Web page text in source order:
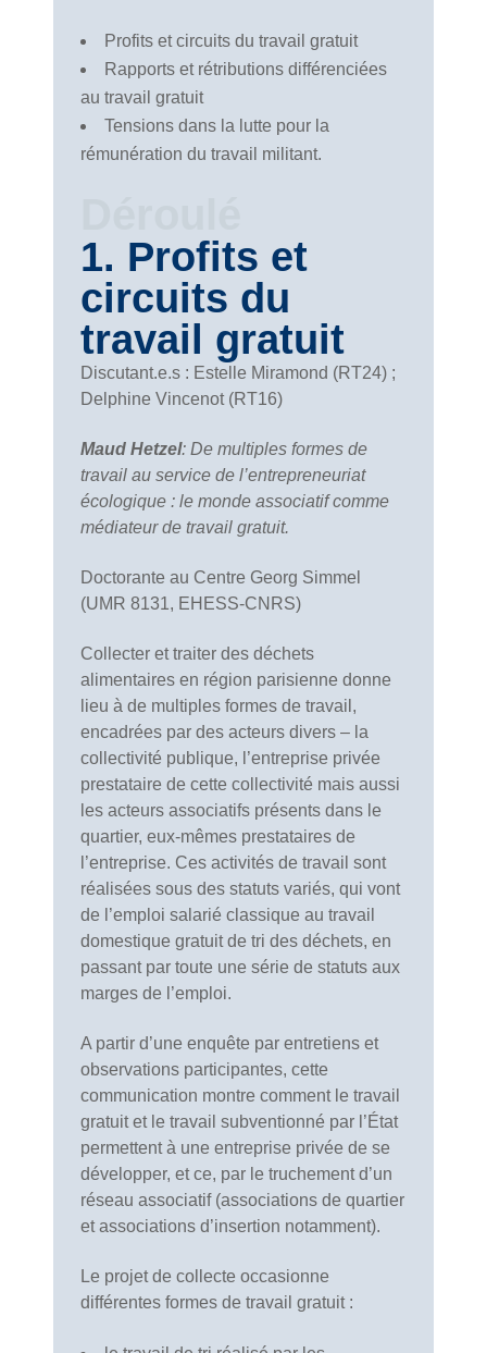
Profits et circuits du travail gratuit
Rapports et rétributions différenciées
au travail gratuit
Tensions dans la lutte pour la
rémunération du travail militant.
1. Profits et
circuits du
travail gratuit
Discutant.e.s : Estelle Miramond (RT24) ;
Delphine Vincenot (RT16)
Maud Hetzel: De multiples formes de
travail au service de l’entrepreneuriat
écologique : le monde associatif comme
médiateur de travail gratuit.
Doctorante au Centre Georg Simmel
(UMR 8131, EHESS-CNRS)
Collecter et traiter des déchets
alimentaires en région parisienne donne
lieu à de multiples formes de travail,
encadrées par des acteurs divers – la
collectivité publique, l’entreprise privée
prestataire de cette collectivité mais aussi
les acteurs associatifs présents dans le
quartier, eux-mêmes prestataires de
l’entreprise. Ces activités de travail sont
réalisées sous des statuts variés, qui vont
de l’emploi salarié classique au travail
domestique gratuit de tri des déchets, en
passant par toute une série de statuts aux
marges de l’emploi.
A partir d’une enquête par entretiens et
observations participantes, cette
communication montre comment le travail
gratuit et le travail subventionné par l’État
permettent à une entreprise privée de se
développer, et ce, par le truchement d’un
réseau associatif (associations de quartier
et associations d’insertion notamment).
Le projet de collecte occasionne
différentes formes de travail gratuit :